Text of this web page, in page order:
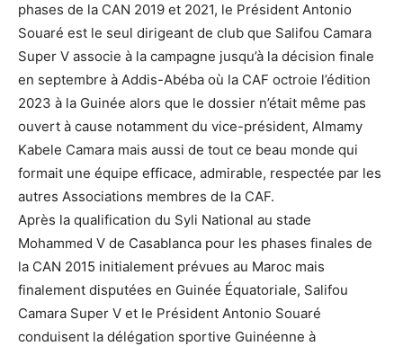
phases de la CAN 2019 et 2021, le Président Antonio
Souaré est le seul dirigeant de club que Salifou Camara
Super V associe à la campagne jusqu’à la décision finale
en septembre à Addis-Abéba où la CAF octroie l’édition
2023 à la Guinée alors que le dossier n’était même pas
ouvert à cause notamment du vice-président, Almamy
Kabele Camara mais aussi de tout ce beau monde qui
formait une équipe efficace, admirable, respectée par les
autres Associations membres de la CAF.
Après la qualification du Syli National au stade
Mohammed V de Casablanca pour les phases finales de
la CAN 2015 initialement prévues au Maroc mais
finalement disputées en Guinée Équatoriale, Salifou
Camara Super V et le Président Antonio Souaré
conduisent la délégation sportive Guinéenne à